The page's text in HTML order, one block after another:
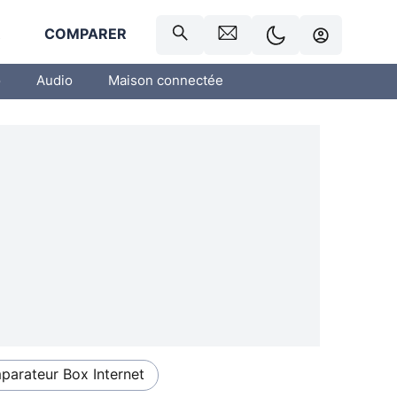
COMPARER
Audio Maison connectée
Box Internet